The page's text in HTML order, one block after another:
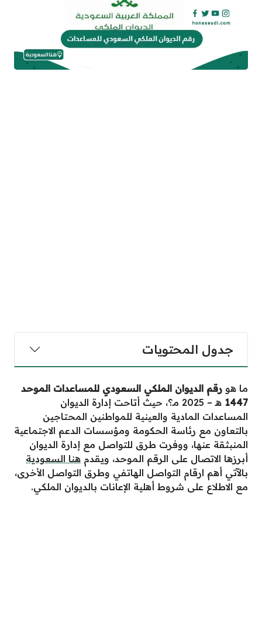
جدول المحتويات
ما هو رقم الديوان الملكي السعودي للمساعدات الموحد
1447
هـ – 2025 مـ؟، حيث أتاحت إدارة الديوان
المساعدات المادية والعينية للمواطنين المحتاجين
بالتعاون مع رئاسة الحكومة ومؤسسات الدعم الاجتماعية
المنبثقة عنها، ووفرت طرق للتواصل مع إدارة الديوان
أبرزها الاتصال على الرقم الموحد، ويقدم هنا السعودية
بالآتي أهم ارقام التواصل الهاتفي وطرق التواصل الأخرى،
مع الاطلاع على شروط أهلية الإعانات بالديوان الملكي.